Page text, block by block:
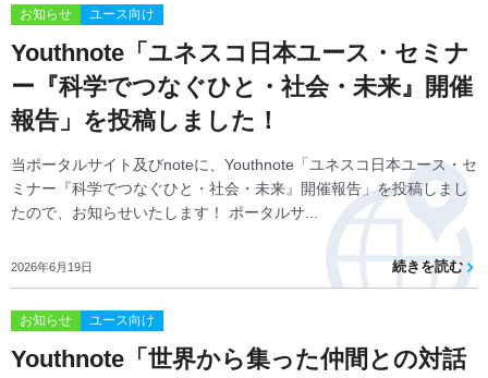
お知らせ ユース向け
Youthnote「ユネスコ日本ユース・セミナ
ー『科学でつなぐひと・社会・未来』開催
報告」を投稿しました！
当ポータルサイト及びnoteに、Youthnote「ユネスコ日本ユース・セ
ミナー『科学でつなぐひと・社会・未来』開催報告」を投稿しまし
たので、お知らせいたします！ ポータルサ...
2026年6月19日 続きを読む
お知らせ ユース向け
Youthnote「世界から集った仲間との対話